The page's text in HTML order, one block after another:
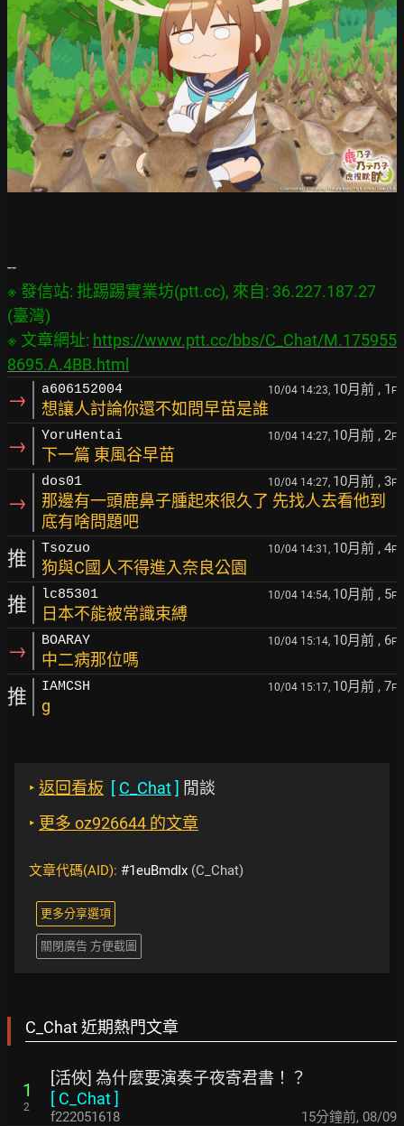
※ 發信站: 批踢踢實業坊(ptt.cc), 來自: 36.227.187.27
(臺灣)
※ 文章網址: https://www.ptt.cc/bbs/C_Chat/M.175955
8695.A.4BB.html
→ a606152004 10/04 14:23, 10月前 , 1 F
想讓人討論你還不如問早苗是誰
→ YoruHentai 10/04 14:27, 10月前 , 2F
下一篇 東風谷早苗
→
dos01 10/04 14:27, 10月前 , 3F
那邊有一頭鹿鼻子腫起來很久了 先找人去看他到
底有啥問題吧
推 Tsozuo 10/04 14:31, 10月前 , 4F
狗與C國人不得進入奈良公園
推 lc85301 10/04 14:54, 10月前 , 5F
日本不能被常識束縛
→ BOARAY 10/04 15:14, 10月前 , 6F
中二病那位嗎
推 IAMCSH 10/04 15:17, 10月前 , 7F
g
‣ 返回看板 [ C_Chat] 閒談
‣ 更多 oz926644 的文章
文章代碼(AID): #1euBmdIx (C_Chat)
更多分享選項
關閉廣告 方便截圖
C_Chat 近期熱門文章
1
2
[活俠] 為什麼要演奏子夜寄君書！？
[ C_Chat]
f222051618 15分鐘前, 08/09